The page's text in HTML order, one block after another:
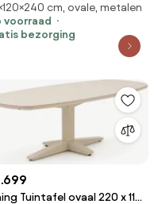
240 x 120 cm Grijs
cm, ovale, metalen
voorraad
bezorging
Tuintafel ovaal 220 x 110